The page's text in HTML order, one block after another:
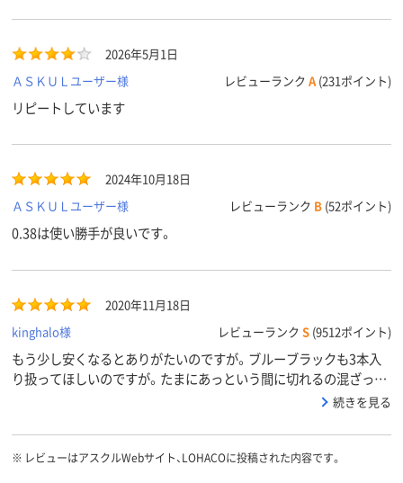
2026年5月1日
ＡＳＫＵＬユーザー様
レビューランク A (231ポイント)
リピートしています
2024年10月18日
ＡＳＫＵＬユーザー様
レビューランク B (52ポイント)
0.38は使い勝手が良いです。
2020年11月18日
kinghalo様
レビューランク S (9512ポイント)
もう少し安くなるとありがたいのですが。ブルーブラックも3本入
り扱ってほしいのですが。たまにあっという間に切れるの混ざって
ますが。細身のタイプにもクリップつけてほしいのですが。とは言
続きを見る
※ レビューはアスクルWebサイト、LOHACOに投稿された内容です。